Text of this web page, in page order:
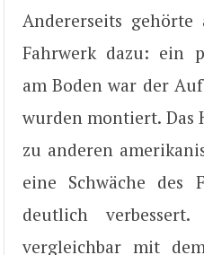
Andererseits gehörte
Fahrwerk dazu: ein
am Boden war der
wurden montiert. Das
zu anderen
eine Schwäche des
deutlich verbessert.
vergleichbar mit